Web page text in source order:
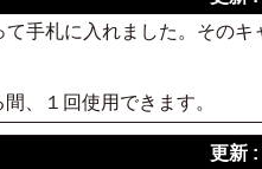
手札に入れました。そのキ
、１回使用できます。
更新